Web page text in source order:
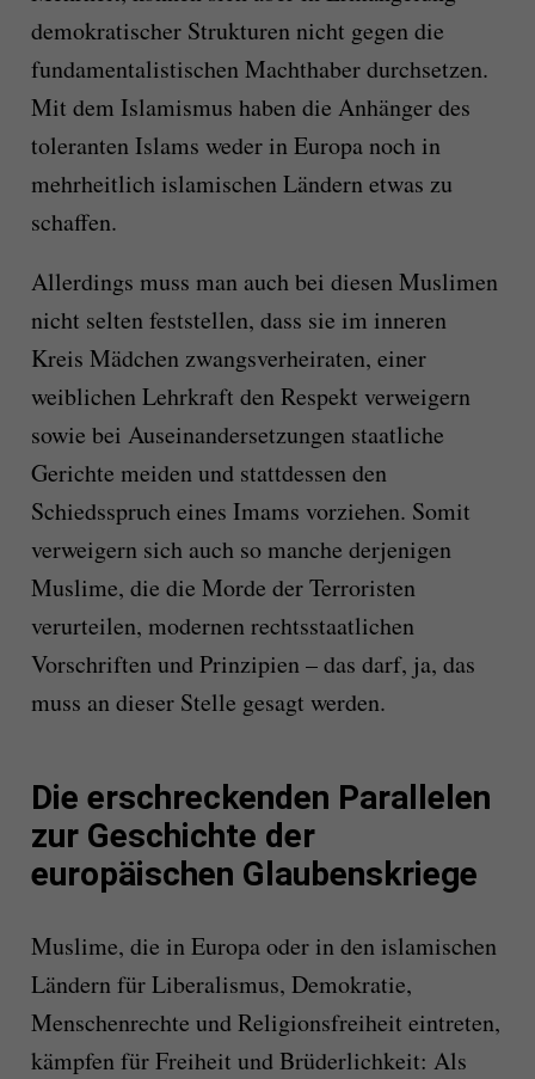
demokratischer Strukturen nicht gegen die
fundamentalistischen Machthaber durchsetzen.
Mit dem Islamismus haben die Anhänger des
toleranten Islams weder in Europa noch in
mehrheitlich islamischen Ländern etwas zu
schaffen.
Allerdings muss man auch bei diesen Muslimen
nicht selten feststellen, dass sie im inneren
Kreis Mädchen zwangsverheiraten, einer
weiblichen Lehrkraft den Respekt verweigern
sowie bei Auseinandersetzungen staatliche
Gerichte meiden und stattdessen den
Schiedsspruch eines Imams vorziehen. Somit
verweigern sich auch so manche derjenigen
Muslime, die die Morde der Terroristen
verurteilen, modernen rechtsstaatlichen
Vorschriften und Prinzipien – das darf, ja, das
muss an dieser Stelle gesagt werden.
Die erschreckenden Parallelen
zur Geschichte der
europäischen Glaubenskriege
Muslime, die in Europa oder in den islamischen
Ländern für Liberalismus, Demokratie,
Menschenrechte und Religionsfreiheit eintreten,
kämpfen für Freiheit und Brüderlichkeit: Als